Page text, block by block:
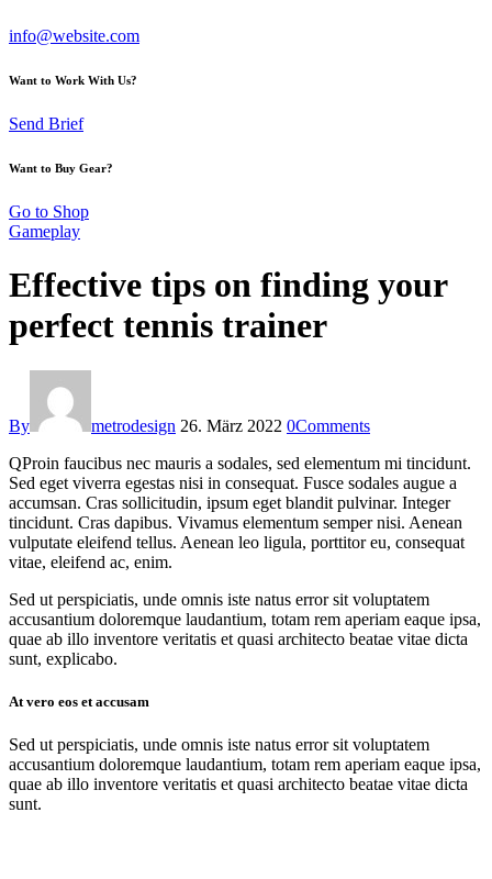
info@website.com
Want to Work With Us?
Send Brief
Want to Buy Gear?
Go to Shop
Gameplay
Effective tips on finding your
perfect tennis trainer
By metrodesign 26. März 2022 0Comments
QProin faucibus nec mauris a sodales, sed elementum mi tincidunt.
Sed eget viverra egestas nisi in consequat. Fusce sodales augue a
accumsan. Cras sollicitudin, ipsum eget blandit pulvinar. Integer
tincidunt. Cras dapibus. Vivamus elementum semper nisi. Aenean
vulputate eleifend tellus. Aenean leo ligula, porttitor eu, consequat
vitae, eleifend ac, enim.
Sed ut perspiciatis, unde omnis iste natus error sit voluptatem
accusantium doloremque laudantium, totam rem aperiam eaque ipsa,
quae ab illo inventore veritatis et quasi architecto beatae vitae dicta
sunt, explicabo.
At vero eos et accusam
Sed ut perspiciatis, unde omnis iste natus error sit voluptatem
accusantium doloremque laudantium, totam rem aperiam eaque ipsa,
quae ab illo inventore veritatis et quasi architecto beatae vitae dicta
sunt.